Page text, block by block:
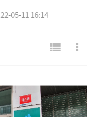
22-05-11 16:14